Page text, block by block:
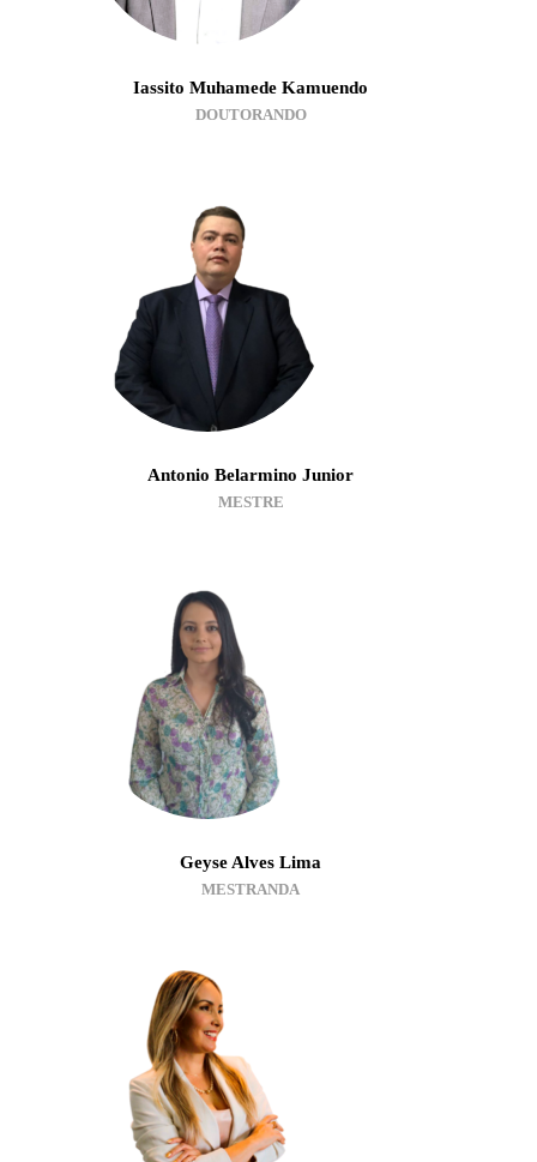
Iassito Muhamede Kamuendo
DOUTORANDO
Antonio Belarmino Junior
MESTRE
Geyse Alves Lima
MESTRANDA